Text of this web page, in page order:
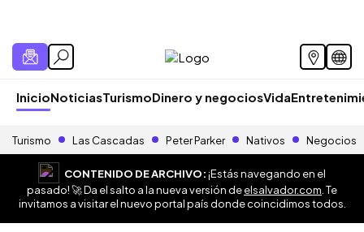
InicioNoticiasTurismoDinero y negociosVida
Turismo Las Cascadas Peter Parker Nativos Negocios
CONTENIDO DE ARCHIVO:¡Estás navegando en el
pasado! 🚀 Da el salto a la nueva versión deelsalvador.com . Te
invitamos a visitar el nuevo portal país donde coincidimos todos.